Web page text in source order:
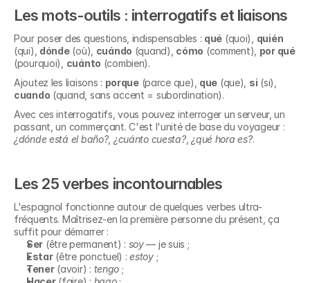
Les mots-outils : interrogatifs et liaisons
Pour poser des questions, indispensables : qué (quoi), quién
(qui), dónde (où), cuándo (quand), cómo (comment), por qué
(pourquoi), cuánto (combien).
Ajoutez les liaisons : porque (parce que), que (que), si
cuando (quand, sans accent = subordination).
Avec ces interrogatifs, vous pouvez interroger un serveur, un
¿dónde está el baño?, ¿cuánto cuesta?, ¿qué hora es?.
Les 25 verbes incontournables
L'espagnol fonctionne autour de quelques verbes ultra-
fréquents. Maîtrisez-en la première personne du présent, ça
suffit pour démarrer :
Ser (être permanent) : soy — je suis ;
Estar (être ponctuel) : estoy ;
Tener (avoir) : tengo ;